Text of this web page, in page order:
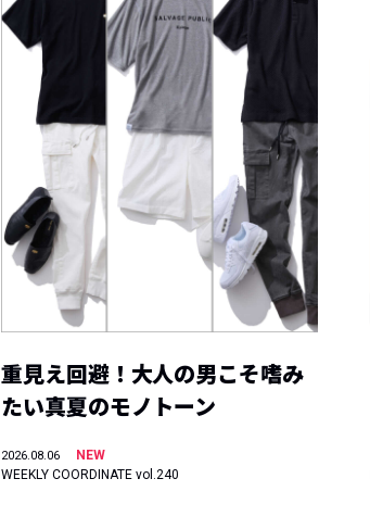
重見え回避！大人の男こそ嗜み
たい真夏のモノトーン
2026.08.06
NEW
WEEKLY COORDINATE vol.240